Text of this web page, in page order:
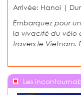
Arrivée: Hanoi |
Embarquez pour
la vivacité du vélo
travers le Vietnam.
Les